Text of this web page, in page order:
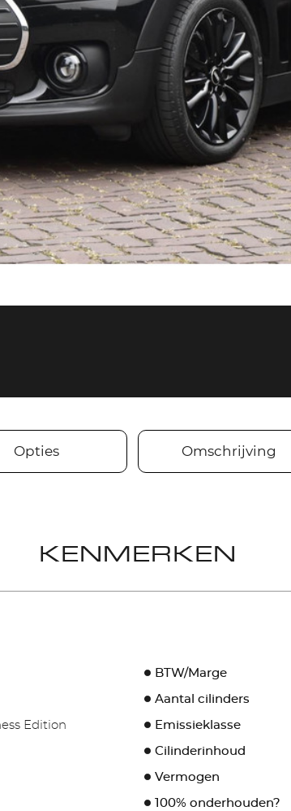
Opties Omschrijving
KENMERKEN
Edition
BTW/Marge
Aantal cilinders
Emissieklasse
Cilinderinhoud
Vermogen
100% onderhouden?